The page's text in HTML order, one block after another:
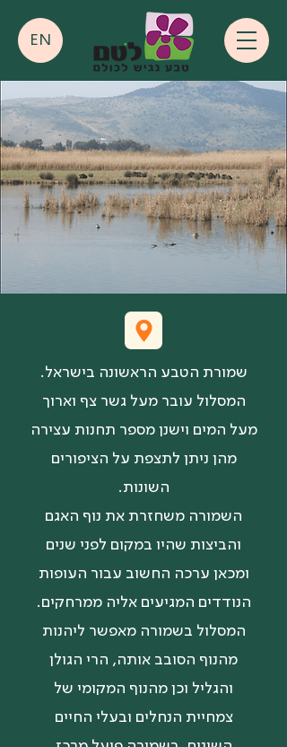
EN
שמורת הטבע הראשונה בישראל.
המסלול עובר מעל גשר צף וארוך
מעל המים וישנן מספר תחנות עצירה
מהן ניתן לתצפת על הציפורים
השונות.
השמורה משחזרת את נוף האגם
והביצות שהיו במקום לפני שנים
ומכאן ערכה החשוב עבור העופות
הנודדים המגיעים אליה ממרחקים.
המסלול בשמורה מאפשר ליהנות
מהנוף הסובב אותה, הרי הגולן
והגליל וכן מהנוף המקומי של
צמחיית הנחלים ובעלי החיים